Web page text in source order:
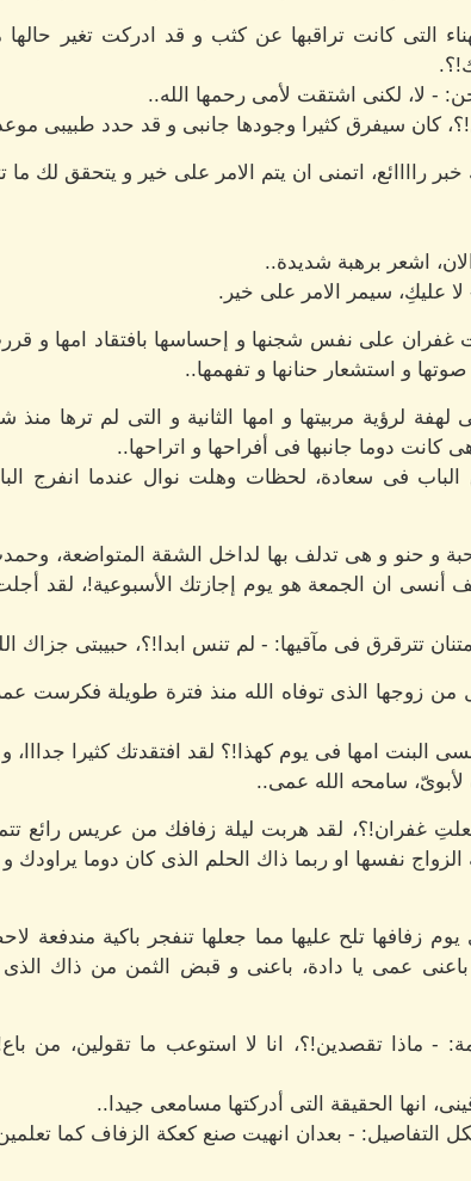
كانت تراقبها عن كثب و قد ادركت تغير حالها
لا، لكنى اشتقت لأمى رحمها الله..
كان سيفرق كثيرا وجودها جانبى و قد حدد طبيبى
راااائع، اتمنى ان يتم الامر على خير و يتحقق لك ما
اشعر برهبة شديدة..
لا عليكِ، سيمر الامر على خير.
غفران على نفس شجنها و إحساسها بافتقاد امها و
و استشعار حنانها و تفهمها..
لرؤية مربيتها و امها الثانية و التى لم ترها منذ
هى كانت دوما جانبها فى أفراحها و اتراحها..
الباب فى سعادة، لحظات وهلت نوال عندما انفرج
و حنو و هى تدلف بها لداخل الشقة المتواضعة، وحمدت
ان الجمعة هو يوم إجازتك الأسبوعية!، لقد
تترقرق فى مآقيها: - لم تنس ابدا!؟، حبيبتى جزاك
من زوجها الذى توفاه الله منذ فترة طويلة فكرست
امها فى يوم كهذا!؟ لقد افتقدتك كثيرا جدااا،
سامحه الله عمى..
لقد هربت ليلة زفافك من عريس رائع
نفسها او ربما ذاك الحلم الذى كان دوما
زفافها تلح عليها مما جعلها تنفجر باكية مندفعة
عمى يا دادة، باعنى و قبض الثمن من ذاك الذى
- ماذا تقصدين!؟، انا لا استوعب ما تقولين، من
انها الحقيقة التى أدركتها مسامعى جيدا..
التفاصيل: - بعدان انهيت صنع كعكة الزفاف كما